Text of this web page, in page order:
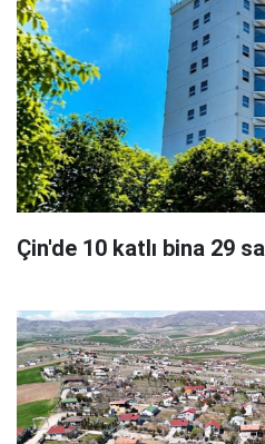
Çin'de 10 katlı bina 29